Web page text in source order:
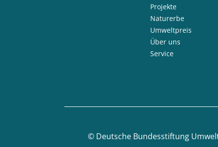
Projekte
Naturerbe
Umweltpreis
Über uns
Service
© Deutsche Bundesstiftung